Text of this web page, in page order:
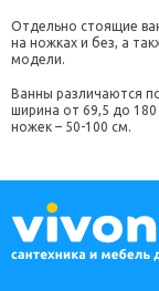
Отдельно стоящие
на ножках и без, а
модели.
Ванны различаются
ширина от 69,5 до
ножек – 50-100 см.